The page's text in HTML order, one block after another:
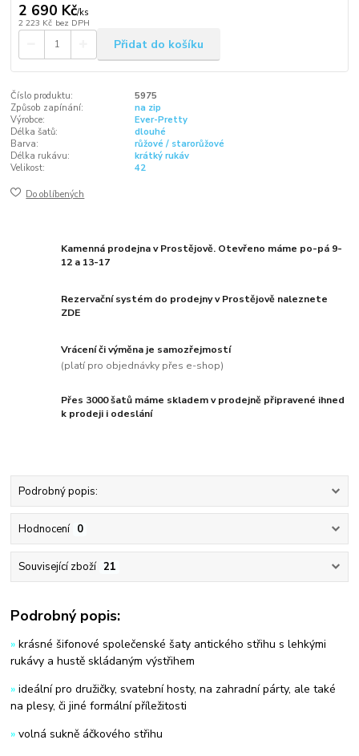
2 690 Kč/ks
2 223 Kč bez DPH
Přidat do košíku
Číslo produktu:
5975
Způsob zapínání:
na zip
Výrobce:
Ever-Pretty
Délka šatů:
dlouhé
Barva:
růžové / starorůžové
Délka rukávu:
krátký rukáv
Velikost:
42
Do oblíbených
Kamenná prodejna v Prostějově. Otevřeno máme po-pá 9-
12 a 13-17
Rezervační systém do prodejny v Prostějově naleznete
ZDE
Vrácení či výměna je samozřejmostí
(platí pro objednávky přes e-shop)
Přes 3000 šatů máme skladem v prodejně připravené ihned
k prodeji i odeslání
Podrobný popis:
Hodnocení 0
Související zboží 21
Podrobný popis:
» krásné šifonové společenské šaty antického střihu s lehkými
rukávy a hustě skládaným výstřihem
» ideální pro družičky, svatební hosty, na zahradní párty, ale také
na plesy, či jiné formální příležitosti
» volná sukně áčkového střihu